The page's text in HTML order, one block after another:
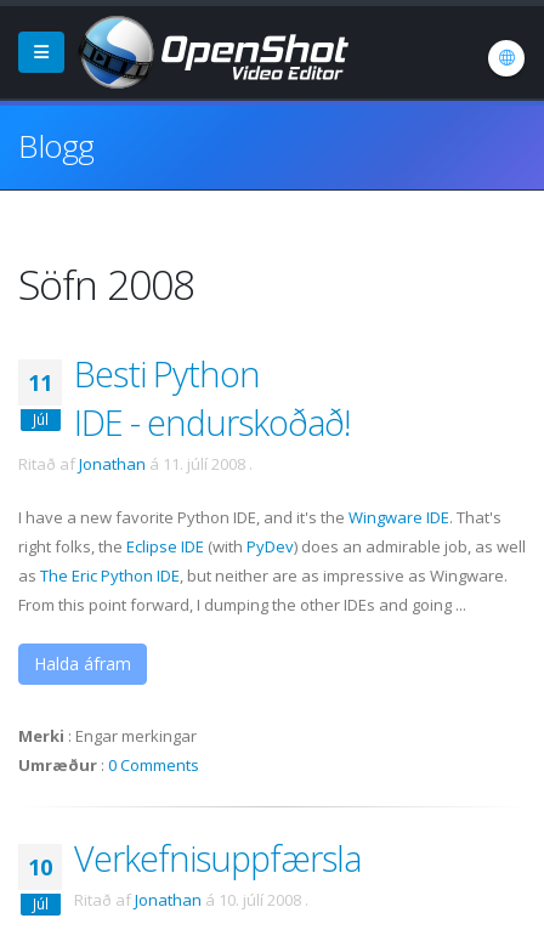
Blogg
Söfn 2008
11
Júl
Besti Python
IDE - endurskoðað!
Ritað afJonathan á 11. júlí 2008 .
I have a new favorite Python IDE, and it's the Wingware IDE. That's
right folks, the Eclipse IDE (with PyDev) does an admirable job, as well
as The Eric Python IDE, but neither are as impressive as Wingware.
From this point forward, I dumping the other IDEs and going ...
Halda áfram
Merki : Engar merkingar
Umræður : 0 Comments
10
Júl
Verkefnisuppfærsla
Ritað afJonathan á 10. júlí 2008 .